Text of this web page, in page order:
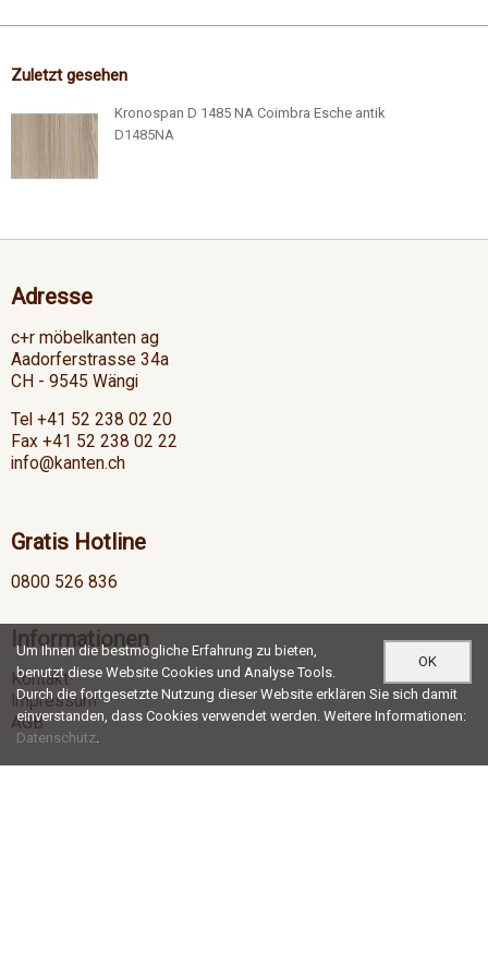
Zuletzt gesehen
Kronospan D 1485 NA Coimbra Esche antik
D1485NA
Adresse
c+r möbelkanten ag
Aadorferstrasse 34a
CH - 9545 Wängi
Tel +41 52 238 02 20
Fax +41 52 238 02 22
info@kanten.ch
Gratis Hotline
0800 526 836
Informationen
Kontakt
Impressum
AGB
OK
Um Ihnen die bestmögliche Erfahrung zu bieten,
benutzt diese Website Cookies und Analyse Tools.
Durch die fortgesetzte Nutzung dieser Website erklären Sie sich damit
einverstanden, dass Cookies verwendet werden. Weitere Informationen:
Datenschutz.